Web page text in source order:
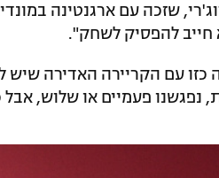
חייב להפסיק לשחק".
עם הקריירה האדירה שיש